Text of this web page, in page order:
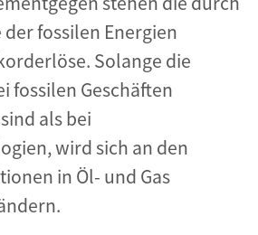
fossilen Energien
Solange die
fossilen Geschäften
als bei
wird sich an den
in Öl- und Gas